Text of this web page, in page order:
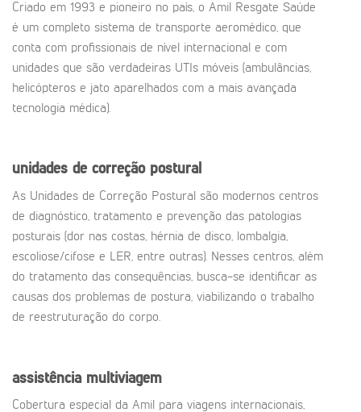
Criado em 1993 e pioneiro no país, o Amil Resgate Saúde
é um completo sistema de transporte aeromédico, que
conta com profissionais de nível internacional e com
unidades que são verdadeiras UTIs móveis (ambulâncias,
helicópteros e jato aparelhados com a mais avançada
tecnologia médica).
unidades de correção postural
As Unidades de Correção Postural são modernos centros
de diagnóstico, tratamento e prevenção das patologias
posturais (dor nas costas, hérnia de disco, lombalgia,
escoliose/cifose e LER, entre outras). Nesses centros, além
do tratamento das consequências, busca-se identificar as
causas dos problemas de postura, viabilizando o trabalho
de reestruturação do corpo.
assistência multiviagem
Cobertura especial da Amil para viagens internacionais,